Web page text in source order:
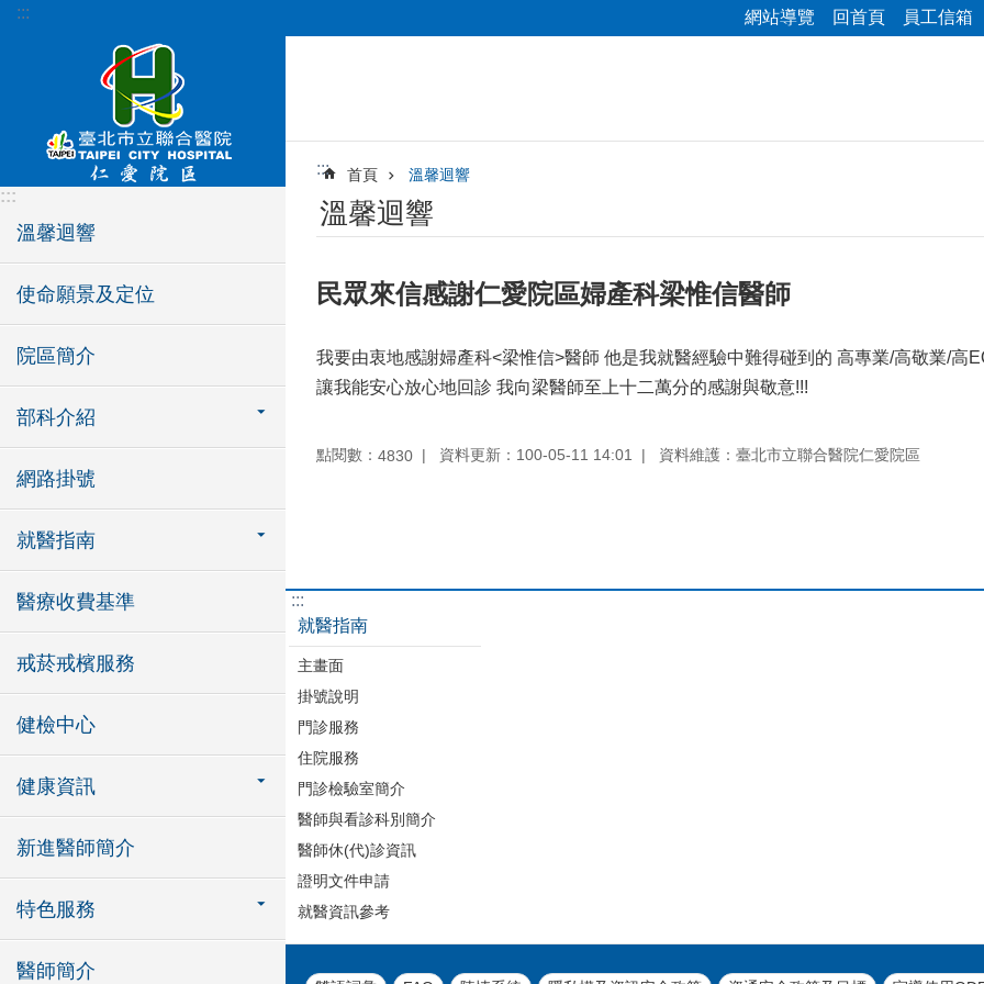
跳到主要內容區塊
::: 網站導覽 回首頁 員工信箱
:::
溫馨迴響
使命願景及定位
院區簡介
部科介紹
網路掛號
就醫指南
醫療收費基準
戒菸戒檳服務
健檢中心
健康資訊
新進醫師簡介
特色服務
醫師簡介
::: 首頁 溫馨迴響
溫馨迴響
民眾來信感謝仁愛院區婦產科梁惟信醫師
我要由衷地感謝婦產科<梁惟信>醫師 他是我就醫經驗中難得碰到的 高專業/高敬業/高
讓我能安心放心地回診 我向梁醫師至上十二萬分的感謝與敬意!!!
點閱數： 4830 資料更新：100-05-11 14:01 資料維護：臺北市立聯合醫院仁愛院區
:::
就醫指南
主畫面
掛號說明
門診服務
住院服務
門診檢驗室簡介
醫師與看診科別簡介
醫師休(代)診資訊
證明文件申請
就醫資訊參考